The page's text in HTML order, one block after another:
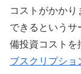
コストがかかり
できるというサ
備投資コストを
ブスクリプショ